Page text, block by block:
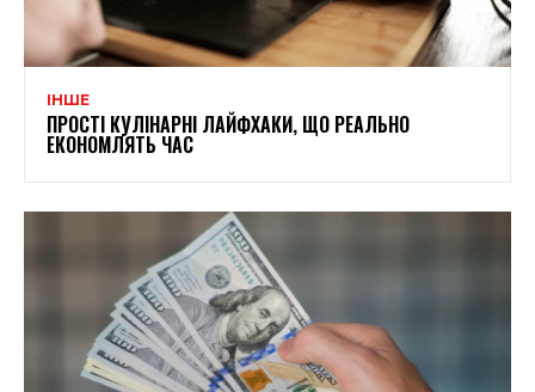
ІНШЕ
ПРОСТІ КУЛІНАРНІ ЛАЙФХАКИ, ЩО РЕАЛЬНО
ЕКОНОМЛЯТЬ ЧАС